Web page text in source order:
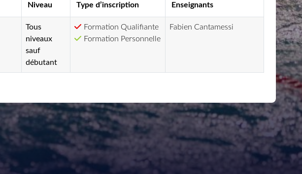
Niveau Type d’inscription Enseignants
Tous
niveaux
sauf
débutant
Formation Qualifiante
Formation Personnelle
Fabien Cantamessi